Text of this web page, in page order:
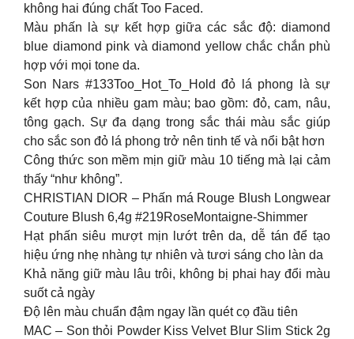
không hai đúng chất Too Faced.
Màu phấn là sự kết hợp giữa các sắc độ: diamond
blue diamond pink và diamond yellow chắc chắn phù
hợp với mọi tone da.
Son Nars #133Too_Hot_To_Hold đỏ lá phong là sự
kết hợp của nhiều gam màu; bao gồm: đỏ, cam, nâu,
tông gạch. Sự đa dạng trong sắc thái màu sắc giúp
cho sắc son đỏ lá phong trở nên tinh tế và nổi bật hơn
Công thức son mềm mịn giữ màu 10 tiếng mà lại cảm
thấy “như không”.
CHRISTIAN DIOR – Phấn má Rouge Blush Longwear
Couture Blush 6,4g #219RoseMontaigne-Shimmer
Hạt phấn siêu mượt mịn lướt trên da, dễ tán để tạo
hiệu ứng nhẹ nhàng tự nhiên và tươi sáng cho làn da
Khả năng giữ màu lâu trôi, không bị phai hay đổi màu
suốt cả ngày
Độ lên màu chuẩn đậm ngay lần quét cọ đầu tiên
MAC – Son thỏi Powder Kiss Velvet Blur Slim Stick 2g